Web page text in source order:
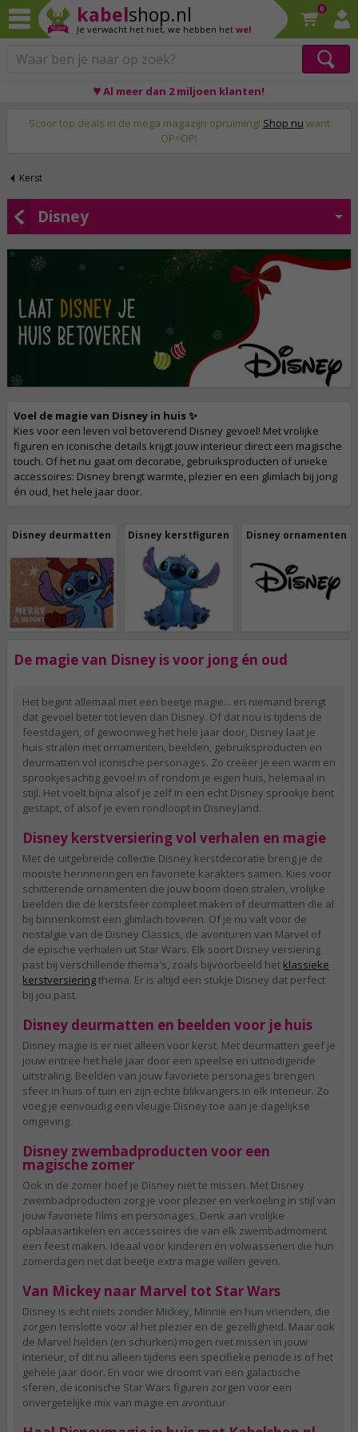
kabelshop.nl
Je verwacht het niet, we hebben het wel
0
♥ Al meer dan 2 miljoen klanten!
Scoor top deals in de mega magazijn opruiming! Shop nu want
OP=OP!
Kerst
Disney
Voel de magie van Disney in huis ✨
Kies voor een leven vol betoverend Disney gevoel! Met vrolijke
figuren en iconische details krijgt jouw interieur direct een magische
touch. Of het nu gaat om decoratie, gebruiksproducten of unieke
accessoires: Disney brengt warmte, plezier en een glimlach bij jong
én oud, het hele jaar door.
Disney deurmatten Disney kerstfiguren Disney ornamenten
De magie van Disney is voor jong én oud
Het begint allemaal met een beetje magie... en niemand brengt
dat gevoel beter tot leven dan Disney. Of dat nou is tijdens de
feestdagen, of gewoonweg het hele jaar door, Disney laat je
huis stralen met ornamenten, beelden, gebruiksproducten en
deurmatten vol iconische personages. Zo creëer je een warm en
sprookjesachtig gevoel in of rondom je eigen huis, helemaal in
stijl. Het voelt bijna alsof je zelf in een echt Disney sprookje bent
gestapt, of alsof je even rondloopt in Disneyland.
Disney kerstversiering vol verhalen en magie
Met de uitgebreide collectie Disney kerstdecoratie breng je de
mooiste herinneringen en favoriete karakters samen. Kies voor
schitterende ornamenten die jouw boom doen stralen, vrolijke
beelden die de kerstsfeer compleet maken of deurmatten die al
bij binnenkomst een glimlach toveren. Of je nu valt voor de
nostalgie van de Disney Classics, de avonturen van Marvel of
de epische verhalen uit Star Wars. Elk soort Disney versiering
past bij verschillende thema's, zoals bijvoorbeeld het klassieke
kerstversieringthema. Er is altijd een stukje Disney dat perfect
bij jou past.
Disney deurmatten en beelden voor je huis
Disney magie is er niet alleen voor kerst. Met deurmatten geef je
jouw entree het hele jaar door een speelse en uitnodigende
uitstraling. Beelden van jouw favoriete personages brengen
sfeer in huis of tuin en zijn echte blikvangers in elk interieur. Zo
voeg je eenvoudig een vleugje Disney toe aan je dagelijkse
omgeving.
Disney zwembadproducten voor een
magische zomer
Ook in de zomer hoef je Disney niet te missen. Met Disney
zwembadproducten zorg je voor plezier en verkoeling in stijl van
jouw favoriete films en personages. Denk aan vrolijke
opblaasartikelen en accessoires die van elk zwembadmoment
een feest maken. Ideaal voor kinderen én volwassenen die hun
zomerdagen net dat beetje extra magie willen geven.
Van Mickey naar Marvel tot Star Wars
Disney is echt niets zonder Mickey, Minnie en hun vrienden, die
zorgen tenslotte voor al het plezier en de gezelligheid. Maar ook
de Marvel helden (en schurken) mogen niet missen in jouw
interieur, of dit nu alleen tijdens een specifieke periode is of het
gehele jaar door. En voor wie droomt van een galactische
sferen, de iconische Star Wars figuren zorgen voor een
onvergetelijke mix van magie en avontuur.